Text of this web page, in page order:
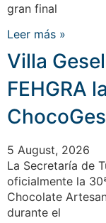
gran final
Leer más »
Villa
FEHGRA
5 August, 2026
La Secretaría de
oficialmente la
Chocolate
durante el